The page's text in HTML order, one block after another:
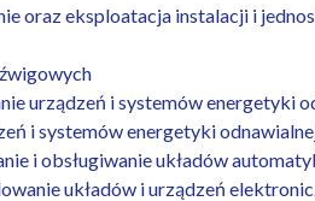
oraz eksploatacja instalacji i
urządzeń i systemów energetyki
i systemów energetyki
i obsługiwanie układów
układów i urządzeń